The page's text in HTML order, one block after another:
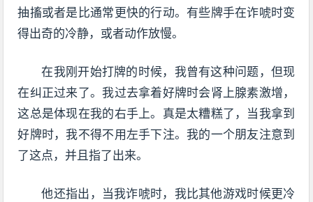
抽搐或者是比通常更快的行动。有些牌手在诈唬时变
得出奇的冷静，或者动作放慢。
在我刚开始打牌的时候，我曾有这种问题，但现
在纠正过来了。我过去拿着好牌时会肾上腺素激增，
这总是体现在我的右手上。真是太糟糕了，当我拿到
好牌时，我不得不用左手下注。我的一个朋友注意到
了这点，并且指了出来。
他还指出，当我诈唬时，我比其他游戏时候更冷